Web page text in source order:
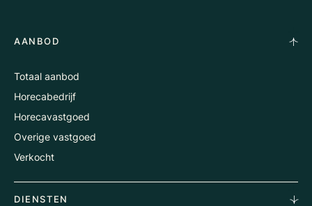
AANBOD
Totaal aanbod
Horecabedrijf
Horecavastgoed
Overige vastgoed
Verkocht
DIENSTEN